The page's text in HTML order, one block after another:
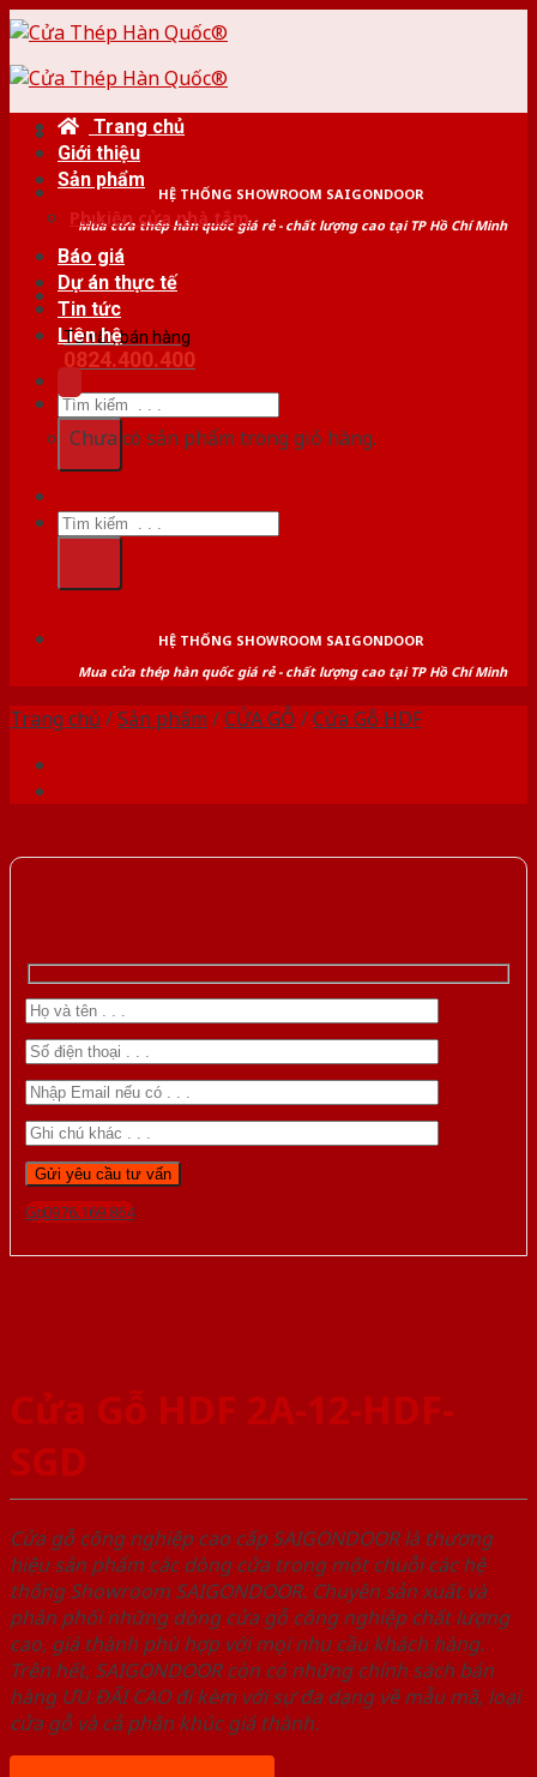
Skip
content
HỆ THỐNG SHOWROOM SAIGONDOOR
Mua cửa thép hàn quốc giá rẻ - chất lượng cao tại TP Hồ Chí Minh
Tư vấn bán hàng
0824.400.400
Tìm
kiếm:
Trang chủ
Giới thiệu
Sản phẩm
Phụ kiện cửa nhà tắm
Báo giá
Dự án thực tế
Tin tức
Liên hệ
Chưa có sản phẩm trong giỏ hàng.
Tìm
kiếm:
HỆ THỐNG SHOWROOM SAIGONDOOR
Mua cửa thép hàn quốc giá rẻ - chất lượng cao tại TP Hồ Chí Minh
Trang chủ /Sản phẩm /CỬA GỖ /Cửa Gỗ HDF
Gọi 0976.169.864
Cửa Gỗ HDF 2A-12-HDF-
SGD
Cửa gỗ công nghiệp cao cấp SAIGONDOOR là thương
hiệu sản phẩm các dòng cửa trong một chuỗi các hệ
thống Showroom SAIGONDOOR. Chuyên sản xuất và
phân phối những dòng cửa gỗ công nghiệp chất lượng
cao, giá thành phù hợp với mọi nhu cầu khách hàng.
Trên hết, SAIGONDOOR còn có những chính sách bán
hàng ƯU ĐÃI CAO đi kèm với sự đa dạng về mẫu mã, loại
cửa gỗ và cả phân khúc giá thành.